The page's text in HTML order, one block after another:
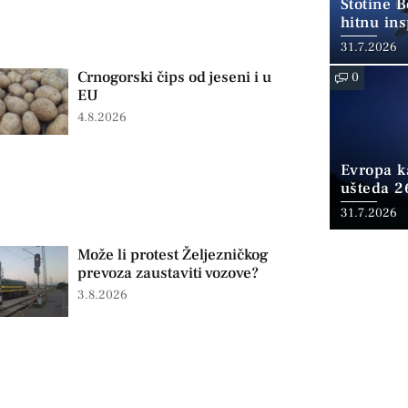
Crnogorski čips od jeseni i u
EU
4.8.2026
Može li protest Željezničkog
prevoza zaustaviti vozove?
3.8.2026
Stotine
hitnu
31.7.2026
0
Evropa
ušteda
fosilnom
31.7.2026